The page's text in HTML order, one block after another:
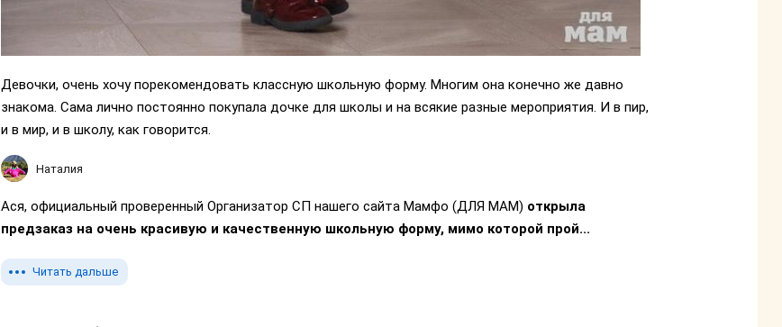
Девочки, очень хочу порекомендовать классную школьную форму. Многим она конечно же давно
знакома. Сама лично постоянно покупала дочке для школы и на всякие разные мероприятия. И в пир,
и в мир, и в школу, как говорится.
Наталия
Ася, официальный проверенный Организатор СП нашего сайта Мамфо (ДЛЯ МАМ) открыла
предзаказ на очень красивую и качественную школьную форму, мимо которой прой...
Читать дальше